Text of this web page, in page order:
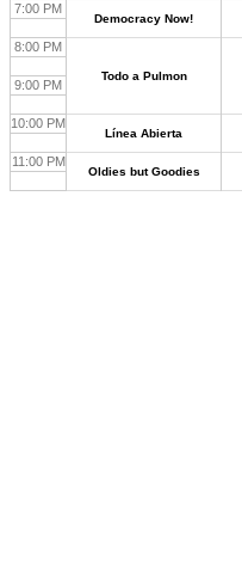
7:00 PM
Democracy Now!
8:00 PM
Todo a Pulmon
9:00 PM
10:00 PM
Línea Abierta
11:00 PM
Oldies but Goodies